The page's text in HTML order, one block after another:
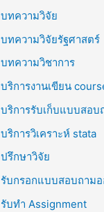
บทความวิจัย
บทความวิจัยรัฐศาสตร์
บทความวิชาการ
บริการงานเขียน
บริการรับเก็บแบบสอบ
บริการวิเคราะห์ stata
ปรึกษาวิจัย
รับกรอกแบบสอบถาม
รับทำ Assignment